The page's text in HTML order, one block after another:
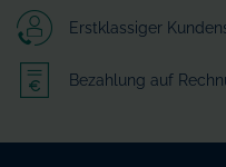
Erstklassiger
Bezahlung auf